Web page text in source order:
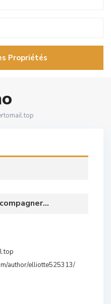
Propriétés
author/elliotte525313/